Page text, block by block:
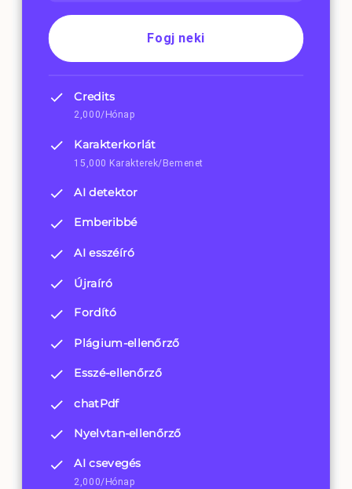
Fogj neki
Credits
2,000/Hónap
Karakterkorlát
15,000 Karakterek/Bemenet
AI detektor
Emberibbé
AI esszéíró
Újraíró
Fordító
Plágium-ellenőrző
Esszé-ellenőrző
chatPdf
Nyelvtan-ellenőrző
AI csevegés
2,000/Hónap